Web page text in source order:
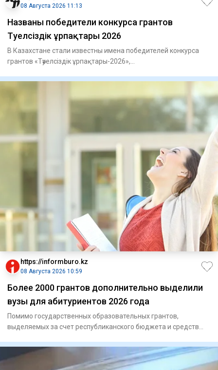
08 Августа 2026 11:13
Названы победители конкурса грантов
Тәуелсіздік ұрпақтары 2026
В Казахстане стали известны имена победителей конкурса
грантов «Тәуелсіздік ұрпақтары-2026»,
https://informburo.kz
08 Августа 2026 10:59
Более 2000 грантов дополнительно выделили
вузы для абитуриентов 2026 года
Помимо государственных образовательных грантов,
выделяемых за счет республиканского бюджета и средств